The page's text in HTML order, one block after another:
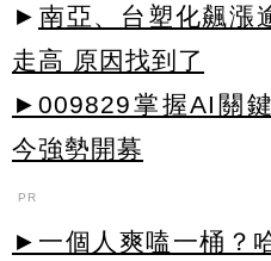
► 南亞、台塑化飆漲
走高 原因找到了
►009829掌握AI關
今強勢開募
PR
►一個人爽嗑一桶？